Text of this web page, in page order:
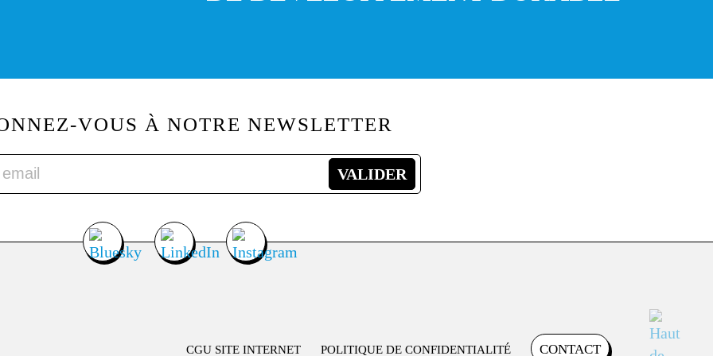
VOUS À NOTRE NEWSLETTER
CGU SITE INTERNET POLITIQUE DE CONFIDENTIALITÉ CONTACT